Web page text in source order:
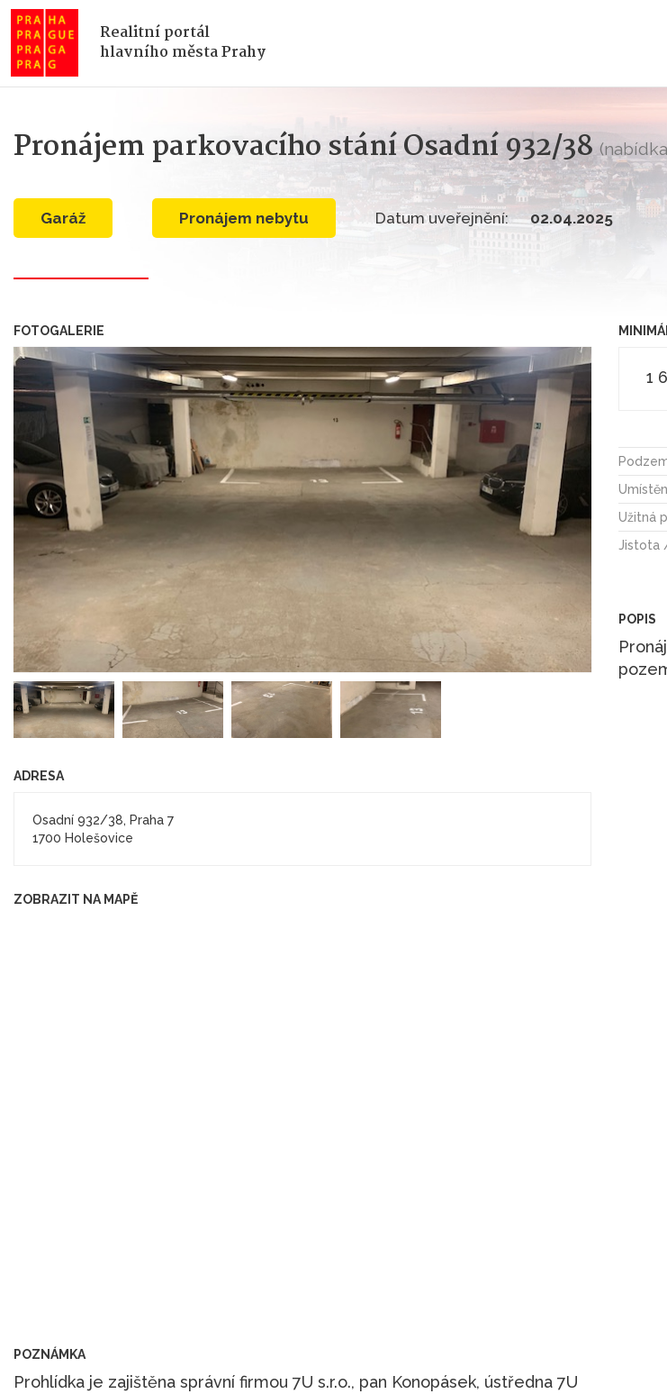
Realitní portál
hlavního města Prahy
Pronájem parkovacího stání Osadní 932/38
garáž Pronájem nebytu Datum uveřejnění: 02.04.2025
FOTOGALERIE
ADRESA
Osadní 932/38, Praha 7
1700 Holešovice
ZOBRAZIT NA MAPĚ
POZNÁMKA
Prohlídka je zajištěna správní firmou 7U s.r.o., pan Konopásek, ústředna 7U
1
Užitná
Jistota
POPIS